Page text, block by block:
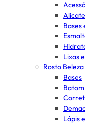
Lixas
Rosto Beleza
Bases
Batom
Lápis